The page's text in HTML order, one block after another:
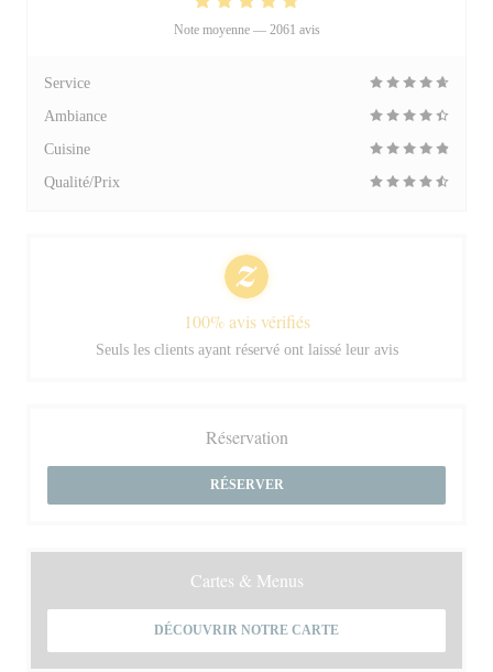
Note moyenne — 2061 avis
Service
Ambiance
Cuisine
Qualité/Prix
100% avis vérifiés
Seuls les clients ayant réservé ont laissé leur avis
Réservation
RÉSERVER
Cartes & Menus
DÉCOUVRIR NOTRE CARTE